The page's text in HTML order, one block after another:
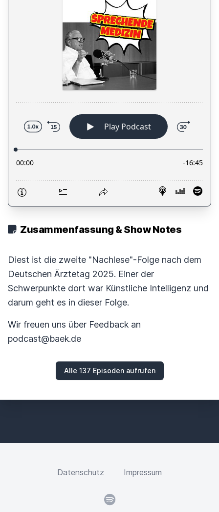
Zusammenfassung & Show Notes
Diest ist die zweite "Nachlese"-Folge nach dem
Deutschen Ärztetag 2025. Einer der
Schwerpunkte dort war Künstliche Intelligenz und
darum geht es in dieser Folge.
Wir freuen uns über Feedback an
podcast@baek.de
Alle 137 Episoden aufrufen
Datenschutz Impressum
Spotify